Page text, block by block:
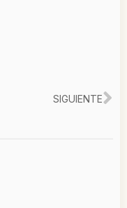
SIGUIENTE